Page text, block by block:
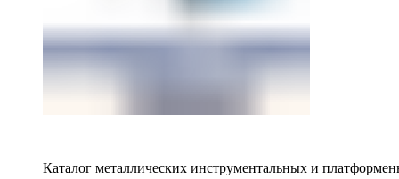
Каталог металлических инструментальных и